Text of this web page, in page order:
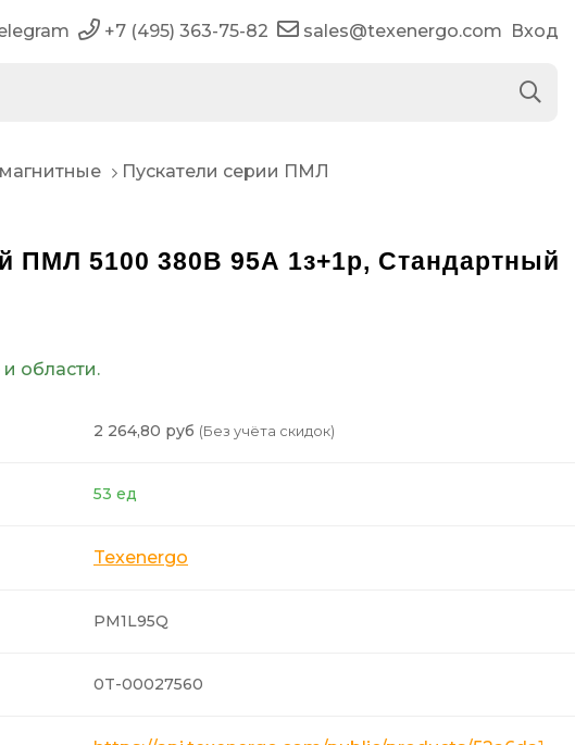
+7 (495) 363-75-82 sales@texenergo.com Вход
Пускатели серии ПМЛ
ПМЛ 5100 380В 95А 1з+1р, Стандартный
области.
2 264,80 руб (Без учёта скидок)
53 ед
Texenergo
PM1L95Q
0T-00027560